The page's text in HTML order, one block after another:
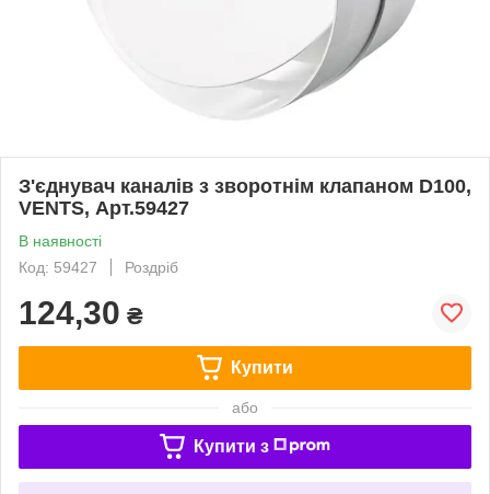
З'єднувач каналів з зворотнім клапаном D100,
VENTS, Арт.59427
В наявності
Код: 59427
Роздріб
124,30 ₴
Купити
або
Купити з